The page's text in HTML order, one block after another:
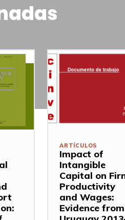
ARTÍCULOS
Impact of
Intangible
Capital on
Productivity
and Wages:
Evidence from